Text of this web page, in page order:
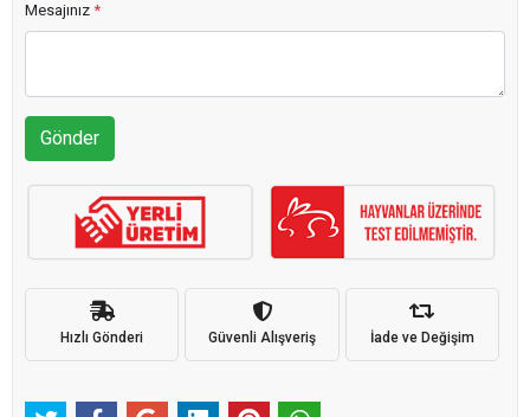
Mesajınız *
Gönder
Hızlı Gönderi Güvenli Alışveriş İade ve Değişim